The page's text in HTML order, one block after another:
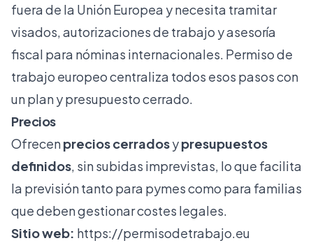
fuera de la Unión Europea y necesita tramitar
visados, autorizaciones de trabajo y asesoría
fiscal para nóminas internacionales. Permiso de
trabajo europeo centraliza todos esos pasos con
un plan y presupuesto cerrado.
Precios
Ofrecenprecios cerradosypresupuestos
definidos, sin subidas imprevistas, lo que facilita
la previsión tanto para pymes como para familias
que deben gestionar costes legales.
Sitio web: https://permisodetrabajo.eu